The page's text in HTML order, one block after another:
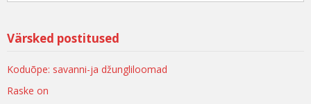
Värsked postitused
Koduõpe: savanni-ja džungliloomad
Raske on